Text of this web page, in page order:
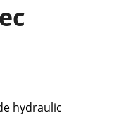
hydraulic